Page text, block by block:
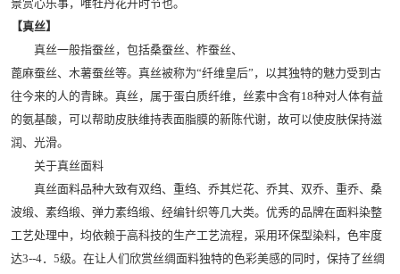
景赏心乐事，唯牡丹花开时节也。
【真丝】
真丝一般指蚕丝，包括桑蚕丝、柞蚕丝、
蓖麻蚕丝、木薯蚕丝等。真丝被称为“纤维皇后”，以其独特的魅力受到古
往今来的人的青睐。真丝，属于蛋白质纤维，丝素中含有18种对人体有益
的氨基酸，可以帮助皮肤维持表面脂膜的新陈代谢，故可以使皮肤保持滋
润、光滑。
关于真丝面料
真丝面料品种大致有双绉、重绉、乔其烂花、乔其、双乔、重乔、桑
波缎、素绉缎、弹力素绉缎、经编针织等几大类。优秀的品牌在面料染整
工艺处理中，均依赖于高科技的生产工艺流程，采用环保型染料，色牢度
达3--4．5级。在让人们欣赏丝绸面料独特的色彩美感的同时，保持了丝绸